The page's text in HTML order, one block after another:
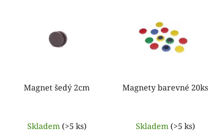
Magnet šedý 2cm
Skladem (>5 ks)
Magnety barevné 20ks
Skladem (>5 ks)